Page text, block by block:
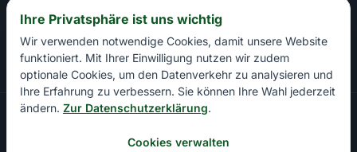
Energielösungen. Alle Rechte vorbehalten.
Ihre Privatsphäre ist uns wichtig
Wir verwenden notwendige Cookies, damit unsere Website
funktioniert. Mit Ihrer Einwilligung nutzen wir zudem
optionale Cookies, um den Datenverkehr zu analysieren und
Ihre Erfahrung zu verbessern. Sie können Ihre Wahl jederzeit
ändern. Zur Datenschutzerklärung.
Cookies verwalten